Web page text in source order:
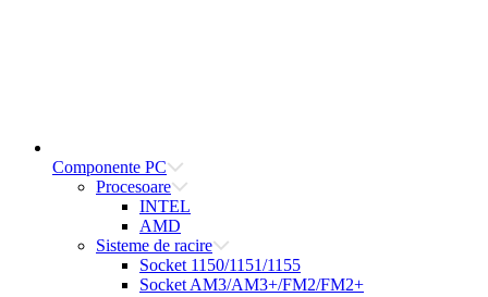
Componente PC
Procesoare
INTEL
AMD
Sisteme de racire
Socket 1150/1151/1155
Socket AM3/AM3+/FM2/FM2+